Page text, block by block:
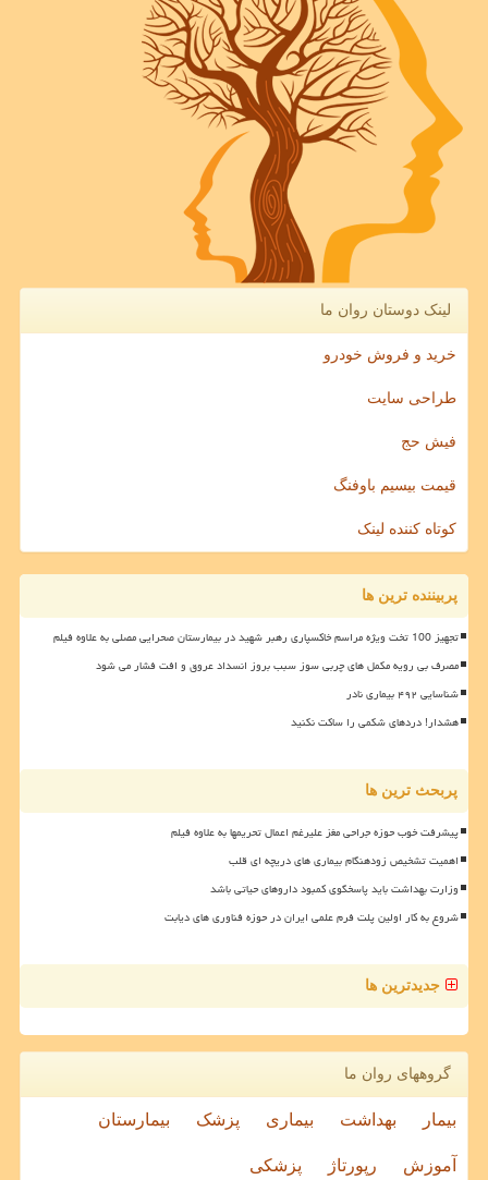
لینک دوستان روان ما
خرید و فروش خودرو
طراحی سایت
فیش حج
قیمت بیسیم باوفنگ
کوتاه کننده لینک
پربیننده ترین ها
تجهیز 100 تخت ویژه مراسم خاکسپاری رهبر شهید در بیمارستان صحرایی مصلی به علاوه فیلم
مصرف بی رویه مکمل های چربی سوز سبب بروز انسداد عروق و افت فشار می شود
شناسایی ۴۹۲ بیماری نادر
هشدار! دردهای شکمی را ساکت نکنید
پربحث ترین ها
پیشرفت خوب حوزه جراحی مغز علیرغم اعمال تحریمها به علاوه فیلم
اهمیت تشخیص زودهنگام بیماری های دریچه ای قلب
وزارت بهداشت باید پاسخگوی کمبود داروهای حیاتی باشد
شروع به کار اولین پلت فرم علمی ایران در حوزه فناوری های دیابت
جدیدترین ها
گروههای روان ما
بیمار بهداشت بیماری پزشک بیمارستان
آموزش رپورتاژ پزشکی